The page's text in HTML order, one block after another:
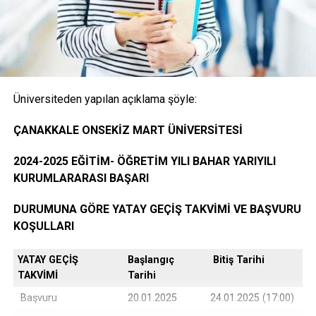
Onaylı Not belgesi (transkript); başvuruda bulunan
öğrencinin ayrılacağı kurumda okuduğu bütün
dersleri ve bu derslerden aldığı notları gösteren
belge.( E-Devlet, Elektronik imza ya da Islak İmzalı)
Öğrencinin yerleştiği yıldaki LYS ve ÖSYS Sonuç
ÖSYM Yerleştirme Belgesi. (İnternet çıktısı)
DGS ile yerleşen öğrencilerin DGS Sonuç belgesi
Üniversiteden yapılan açıklama şöyle:
ÇANAKKALE ONSEKİZ MART ÜNİVERSİTESİ
2024-2025 EĞİTİM- ÖĞRETİM YILI BAHAR YARIYILI
KURUMLARARASI BAŞARI
DURUMUNA GÖRE YATAY GEÇİŞ TAKVİMİ VE BAŞVURU
KOŞULLARI
YATAY GEÇİŞ
TAKVİMİ
Başlangıç
Tarihi
Bitiş Tarihi
Başvuru 20.01.2025
24.01.2025 (17:00)